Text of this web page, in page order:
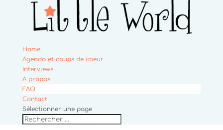
Home
Agenda et coups de coeur
Interviews
A propos
FAQ
Contact
Sélectionner une page